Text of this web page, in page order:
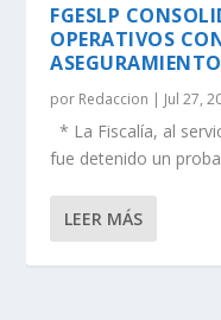
FGESLP
OPERATIVOS
por Redaccion | Jul 27,
* La Fiscalía, al
fue detenido un
LEER MÁS